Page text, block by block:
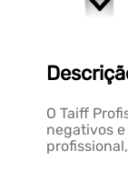
O Taiff
negativos